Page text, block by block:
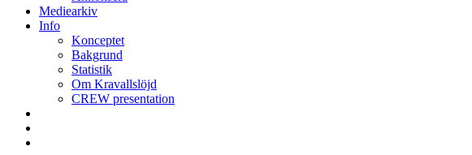
Mediearkiv
Info
Konceptet
Bakgrund
Statistik
Om Kravallslöjd
CREW presentation